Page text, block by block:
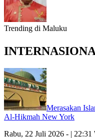
Trending di Maluku
Merasakan
Al-Hikmah New York
Rabu, 22 Juli 2026 - | 22:31